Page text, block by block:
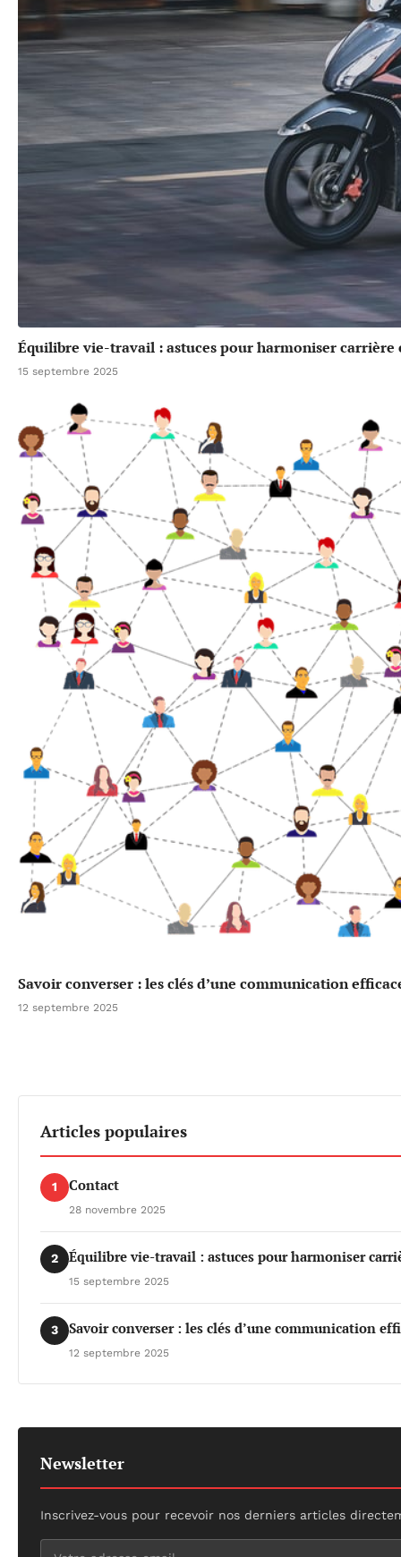
Équilibre vie-travail : astuces pour harmoniser
15 septembre 2025
Savoir converser : les clés d’une communication
12 septembre 2025
Articles populaires
1 Contact
28 novembre 2025
2 Équilibre vie-travail : astuces pour harmoniser
15 septembre 2025
3 Savoir converser : les clés d’une communication
12 septembre 2025
Newsletter
Inscrivez-vous pour recevoir nos derniers articles